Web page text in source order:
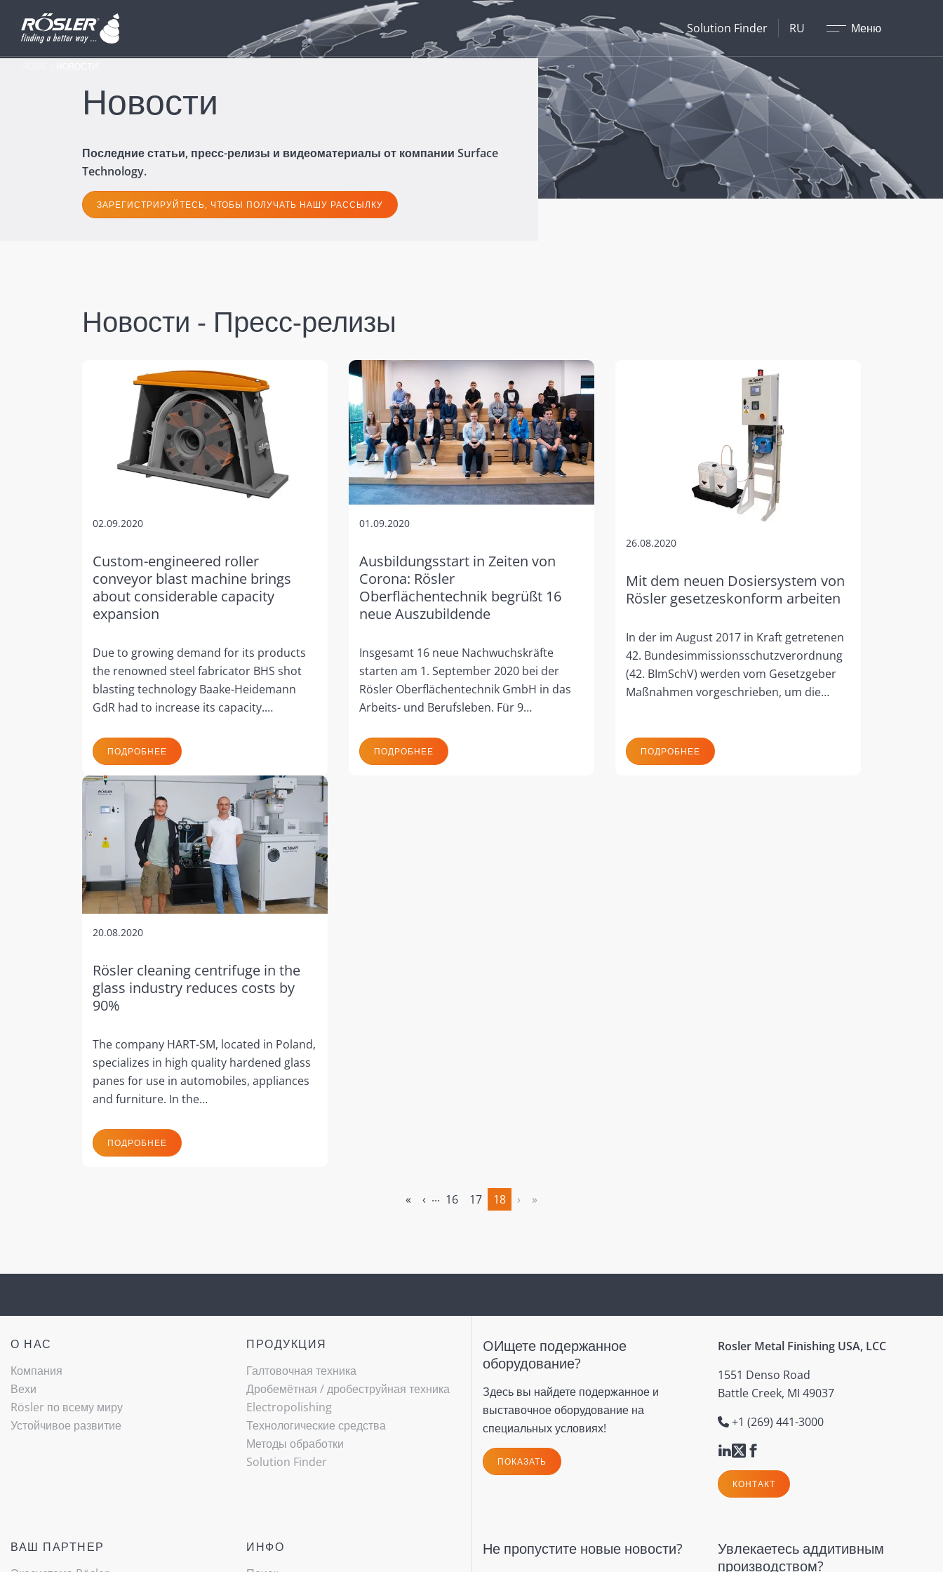
Solution Finder RU Меню
Новости
Последние статьи, пресс-релизы и видеоматериалы от компании Surface
Technology.
ЗАРЕГИСТРИРУЙТЕСЬ, ЧТОБЫ ПОЛУЧАТЬ НАШУ РАССЫЛКУ
Новости - Пресс-релизы
02.09.2020
Custom-engineered roller
conveyor blast machine brings
about considerable capacity
expansion
Due to growing demand for its products
the renowned steel fabricator BHS shot
blasting technology Baake-Heidemann
GdR had to increase its capacity.…
ПОДРОБНЕЕ
01.09.2020
Ausbildungsstart in Zeiten von
Corona: Rösler
Oberflächentechnik begrüßt 16
neue Auszubildende
Insgesamt 16 neue Nachwuchskräfte
starten am 1. September 2020 bei der
Rösler Oberflächentechnik GmbH in das
Arbeits- und Berufsleben. Für 9…
ПОДРОБНЕЕ
26.08.2020
Mit dem neuen Dosiersystem von
Rösler gesetzeskonform arbeiten
In der im August 2017 in Kraft getretenen
42. Bundesimmissionsschutzverordnung
(42. BImSchV) werden vom Gesetzgeber
Maßnahmen vorgeschrieben, um die…
ПОДРОБНЕЕ
20.08.2020
Rösler cleaning centrifuge in the
glass industry reduces costs by
90%
The company HART-SM, located in Poland,
specializes in high quality hardened glass
panes for use in automobiles, appliances
and furniture. In the…
ПОДРОБНЕЕ
« ‹ ... 16 17
18
› »
Rosler Metal Finishing USA, LCC
1551 Denso Road
Battle Creek, MI 49037
+1 (269) 441-3000
КОНТАКТ
О НАС
Компания
Вехи
Rösler по всему миру
Устойчивое развитие
ПРОДУКЦИЯ
Галтовочная техника
Дробемётная / ­дробеструйная техника
Electropolishing
Технологические средства
Методы обработки
Solution Finder
ВАШ ПАРТНЕР
ИНФО
OИщете подержанное
оборудование?
Здесь вы найдете подержанное и
выставочное оборудование на
специальных условиях!
ПОКАЗАТЬ
Не пропустите новые новости?
Увлекаетесь аддитивным
производством?